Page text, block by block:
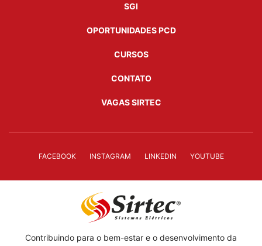
SGI
OPORTUNIDADES PCD
CURSOS
CONTATO
VAGAS SIRTEC
FACEBOOK INSTAGRAM LINKEDIN YOUTUBE
Contribuindo para o bem-estar e o desenvolvimento da